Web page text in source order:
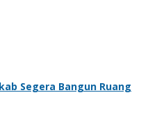
Segera Bangun Ruang